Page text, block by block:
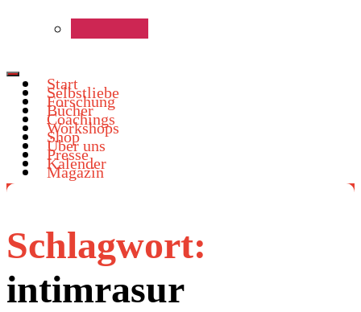
Start
Selbstliebe
Forschung
Bücher
Coachings
Workshops
Shop
Über uns
Presse
Kalender
Magazin
Schlagwort:
intimrasur